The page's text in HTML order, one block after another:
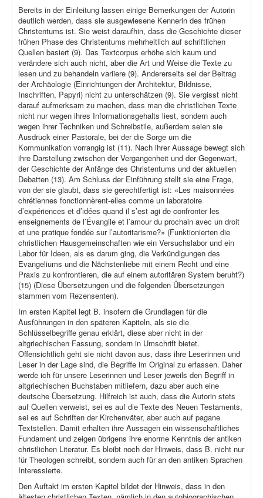
Bereits in der Einleitung lassen einige Bemerkungen der Autorin
deutlich werden, dass sie ausgewiesene Kennerin des frühen
Christentums ist. Sie weist daraufhin, dass die Geschichte dieser
frühen Phase des Christentums mehrheitlich auf schriftlichen
Quellen basiert (9). Das Textcorpus erhöhe sich kaum und
verändere sich auch nicht, aber die Art und Weise die Texte zu
lesen und zu behandeln variiere (9). Andererseits sei der Beitrag
der Archäologie (Einrichtungen der Architektur, Bildnisse,
Inschriften, Papyri) nicht zu unterschätzen (9). Sie vergisst nicht
darauf aufmerksam zu machen, dass man die christlichen Texte
nicht nur wegen ihres Informationsgehalts liest, sondern auch
wegen ihrer Techniken und Schreibstile, außerdem seien sie
Ausdruck einer Pastorale, bei der die Sorge um die
Kommunikation vorrangig ist (11). Nach ihrer Aussage bewegt sich
ihre Darstellung zwischen der Vergangenheit und der Gegenwart,
der Geschichte der Anfänge des Christentums und der aktuellen
Debatten (13). Am Schluss der Einführung stellt sie eine Frage,
von der sie glaubt, dass sie gerechtfertigt ist: «Les maisonnées
chrétiennes fonctionnèrent-elles comme un laboratoire
d’expériences et d’idées quand il s’est agi de confronter les
enseignements de l’Évangile et l’amour du prochain avec un droit
et une pratique fondée sur l’autoritarisme?» (Funktionierten die
christlichen Hausgemeinschaften wie ein Versuchslabor und ein
Labor für Ideen, als es darum ging, die Verkündigungen des
Evangeliums und die Nächstenliebe mit einem Recht und eine
Praxis zu konfrontieren, die auf einem autoritären System beruht?)
(15) (Diese Übersetzungen und die folgenden Übersetzungen
stammen vom Rezensenten).
Im ersten Kapitel legt B. insofern die Grundlagen für die
Ausführungen in den späteren Kapiteln, als sie die
Schlüsselbegriffe genau erklärt, diese aber nicht in der
altgriechischen Fassung, sondern in Umschrift bietet.
Offensichtlich geht sie nicht davon aus, dass ihre Leserinnen und
Leser in der Lage sind, die Begriffe im Original zu erfassen. Daher
werde ich für unsere Leserinnen und Leser jeweils den Begriff in
altgriechischen Buchstaben mitliefern, dazu aber auch eine
deutsche Übersetzung. Hilfreich ist auch, dass die Autorin stets
auf Quellen verweist, sei es auf die Texte des Neuen Testaments,
sei es auf Schriften der Kirchenväter, aber auch auf pagane
Textstellen. Damit erhalten ihre Aussagen ein wissenschaftliches
Fundament und zeigen übrigens ihre enorme Kenntnis der antiken
christlichen Literatur. Es bleibt noch der Hinweis, dass B. nicht nur
für Theologen schreibt, sondern auch für an den antiken Sprachen
Interessierte.
Den Auftakt im ersten Kapitel bildet der Hinweis, dass in den